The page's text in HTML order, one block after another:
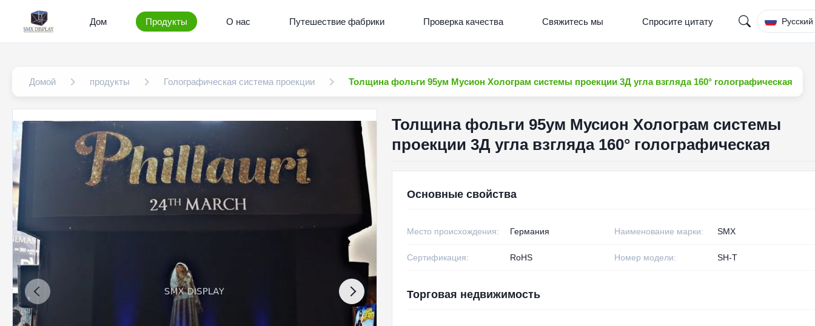
Дом Продукты О нас Путешествие фабрики Проверка качества Свяжитесь мы Спросите цитату Русский
Домой продукты Голографическая система проекции Толщина фольги 95ум Мусион Холограм системы проекции 3Д угла взгляда 160° голографическая
Толщина фольги 95ум Мусион Холограм системы
проекции 3Д угла взгляда 160° голографическая
Основные свойства
Место происхождения: Германия Наименование марки: SMX
Сертификация: RoHS Номер модели: SH-T
Торговая недвижимость